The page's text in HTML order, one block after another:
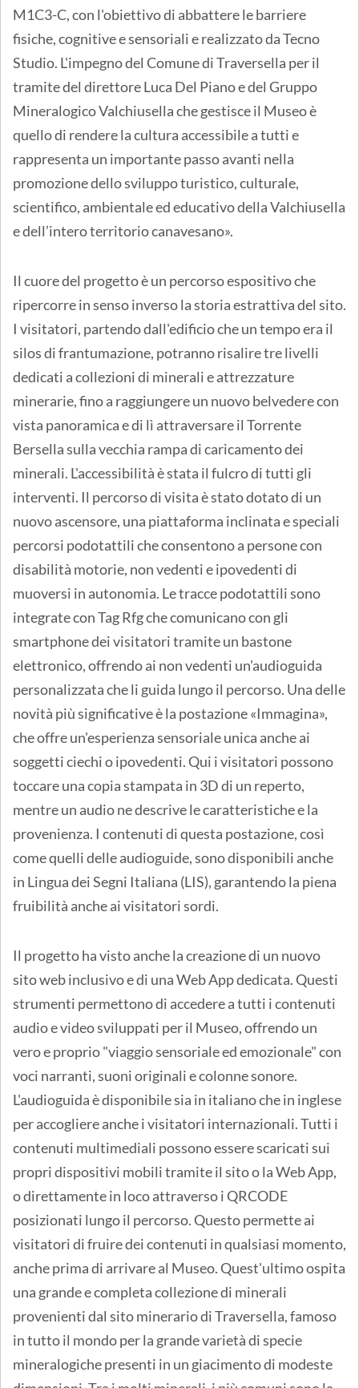
M1C3-C, con l'obiettivo di abbattere le barriere
fisiche, cognitive e sensoriali e realizzato da Tecno
Studio. L'impegno del Comune di Traversella per il
tramite del direttore Luca Del Piano e del Gruppo
Mineralogico Valchiusella che gestisce il Museo è
quello di rendere la cultura accessibile a tutti e
rappresenta un importante passo avanti nella
promozione dello sviluppo turistico, culturale,
scientifico, ambientale ed educativo della Valchiusella
e dell’intero territorio canavesano».
Il cuore del progetto è un percorso espositivo che
ripercorre in senso inverso la storia estrattiva del sito.
I visitatori, partendo dall'edificio che un tempo era il
silos di frantumazione, potranno risalire tre livelli
dedicati a collezioni di minerali e attrezzature
minerarie, fino a raggiungere un nuovo belvedere con
vista panoramica e di lì attraversare il Torrente
Bersella sulla vecchia rampa di caricamento dei
minerali. L'accessibilità è stata il fulcro di tutti gli
interventi. Il percorso di visita è stato dotato di un
nuovo ascensore, una piattaforma inclinata e speciali
percorsi podotattili che consentono a persone con
disabilità motorie, non vedenti e ipovedenti di
muoversi in autonomia. Le tracce podotattili sono
integrate con Tag Rfg che comunicano con gli
smartphone dei visitatori tramite un bastone
elettronico, offrendo ai non vedenti un'audioguida
personalizzata che li guida lungo il percorso. Una delle
novità più significative è la postazione «Immagina»,
che offre un'esperienza sensoriale unica anche ai
soggetti ciechi o ipovedenti. Qui i visitatori possono
toccare una copia stampata in 3D di un reperto,
mentre un audio ne descrive le caratteristiche e la
provenienza. I contenuti di questa postazione, così
come quelli delle audioguide, sono disponibili anche
in Lingua dei Segni Italiana (LIS), garantendo la piena
fruibilità anche ai visitatori sordi.
Il progetto ha visto anche la creazione di un nuovo
sito web inclusivo e di una Web App dedicata. Questi
strumenti permettono di accedere a tutti i contenuti
audio e video sviluppati per il Museo, offrendo un
vero e proprio "viaggio sensoriale ed emozionale" con
voci narranti, suoni originali e colonne sonore.
L'audioguida è disponibile sia in italiano che in inglese
per accogliere anche i visitatori internazionali. Tutti i
contenuti multimediali possono essere scaricati sui
propri dispositivi mobili tramite il sito o la Web App,
o direttamente in loco attraverso i QRCODE
posizionati lungo il percorso. Questo permette ai
visitatori di fruire dei contenuti in qualsiasi momento,
anche prima di arrivare al Museo. Quest'ultimo ospita
una grande e completa collezione di minerali
provenienti dal sito minerario di Traversella, famoso
in tutto il mondo per la grande varietà di specie
mineralogiche presenti in un giacimento di modeste